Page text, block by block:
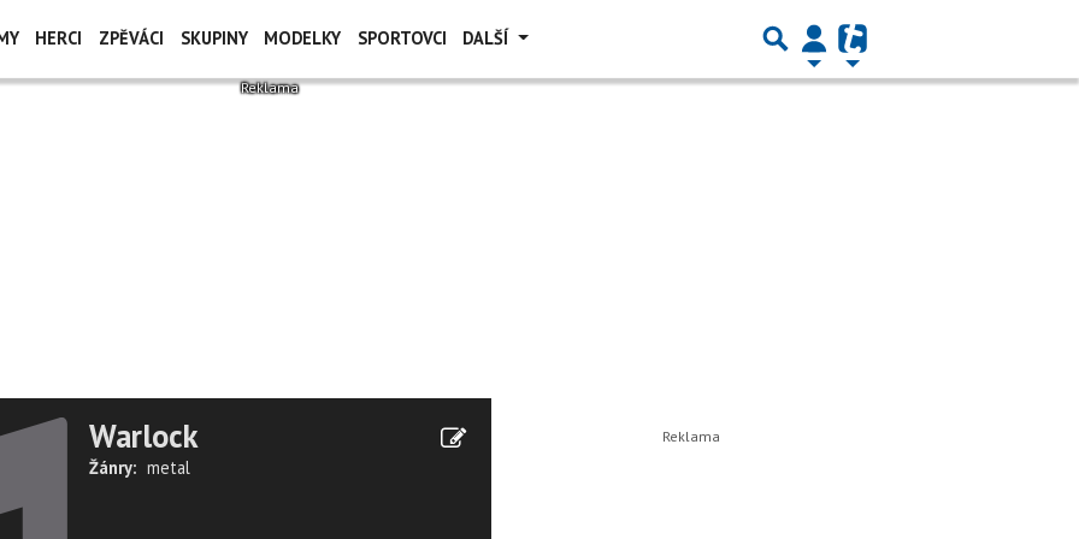
HERCI ZPĚVÁCI SKUPINY MODELKY SPORTOVCI DALŠÍ
Warlock
Žánry: metal